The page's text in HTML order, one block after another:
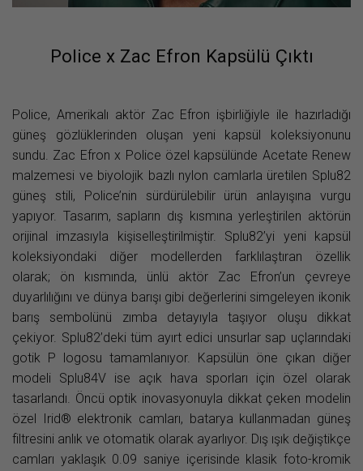
Police x Zac Efron Kapsülü Çıktı
Police, Amerikalı aktör Zac Efron işbirliğiyle ile hazırladığı
güneş gözlüklerinden oluşan yeni kapsül koleksiyonunu
sundu. Zac Efron x Police özel kapsülünde Acetate Renew
malzemesi ve biyolojik bazlı nylon camlarla üretilen Splu82
güneş stili, Police’nin sürdürülebilir ürün anlayışına vurgu
yapıyor. Tasarım, sapların dış kısmına yerleştirilen aktörün
orijinal imzasıyla kişiselleştirilmiştir. Splu82’yi yeni kapsül
koleksiyondaki diğer modellerden farklılaştıran özellik
olarak; ön kısmında, ünlü aktör Zac Efron’un çevreye
duyarlılığını ve dünya barışı gibi değerlerini simgeleyen ikonik
barış sembolünü zımba detayıyla taşıyor oluşu dikkat
çekiyor. Splu82’deki tüm ayırt edici unsurlar sap uçlarındaki
gotik P logosu tamamlanıyor. Kapsülün öne çıkan diğer
modeli Splu84V ise açık hava sporları için özel olarak
tasarlandı. Öncü optik inovasyonuyla dikkat çeken modelin
özel Irid® elektronik camları, batarya kullanmadan güneş
filtresini anlık ve otomatik olarak ayarlıyor. Dış ışık değiştikçe
camları yaklaşık 0.09 saniye içerisinde klasik foto-kromik